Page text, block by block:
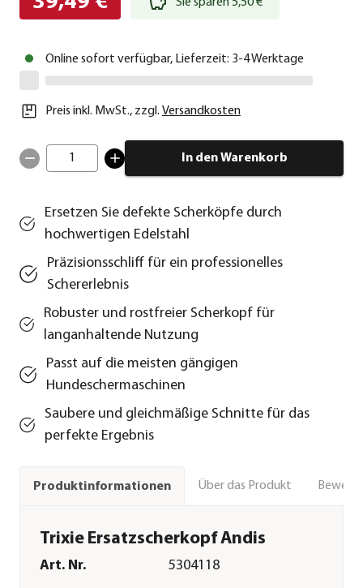
Sie sparen 5,50 €
Online sofort verfügbar, Lieferzeit: 3-4 Werktage
Preis inkl. MwSt., zzgl. Versandkosten
1 In den Warenkorb
Ersetzen Sie defekte Scherköpfe durch
hochwertigen Edelstahl
Präzisionsschliff für ein professionelles
Schererlebnis
Robuster und rostfreier Scherkopf für
langanhaltende Nutzung
Passt auf die meisten gängigen
Hundeschermaschinen
Saubere und gleichmäßige Schnitte für das
perfekte Ergebnis
Produktinformationen Über das Produkt
Trixie Ersatzscherkopf Andis
Art. Nr. 5304118